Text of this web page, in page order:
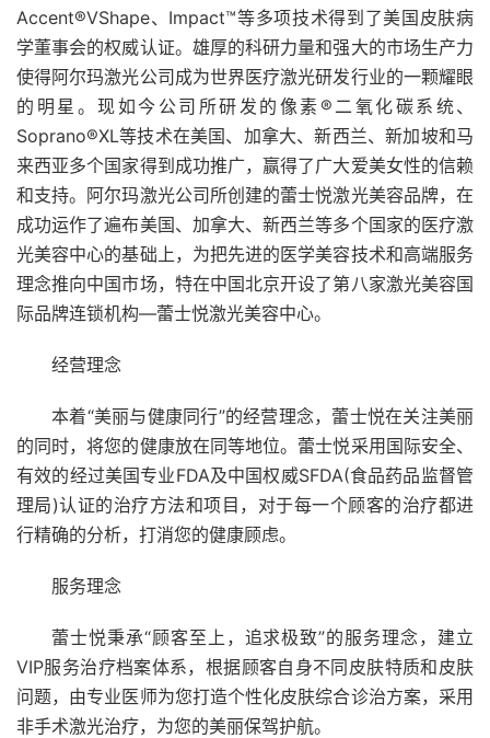
Accent®VShape、Impact™等多项技术得到了美国皮肤病
学董事会的权威认证。雄厚的科研力量和强大的市场生产力
使得阿尔玛激光公司成为世界医疗激光研发行业的一颗耀眼
的明星。现如今公司所研发的像素®二氧化碳系统、
Soprano®XL等技术在美国、加拿大、新西兰、新加坡和马
来西亚多个国家得到成功推广，赢得了广大爱美女性的信赖
和支持。阿尔玛激光公司所创建的蕾士悦激光美容品牌，在
成功运作了遍布美国、加拿大、新西兰等多个国家的医疗激
光美容中心的基础上，为把先进的医学美容技术和高端服务
理念推向中国市场，特在中国北京开设了第八家激光美容国
际品牌连锁机构—蕾士悦激光美容中心。
经营理念
本着“美丽与健康同行”的经营理念，蕾士悦在关注美丽
的同时，将您的健康放在同等地位。蕾士悦采用国际安全、
有效的经过美国专业FDA及中国权威SFDA(食品药品监督管
理局)认证的治疗方法和项目，对于每一个顾客的治疗都进
行精确的分析，打消您的健康顾虑。
服务理念
蕾士悦秉承“顾客至上，追求极致”的服务理念，建立
VIP服务治疗档案体系，根据顾客自身不同皮肤特质和皮肤
问题，由专业医师为您打造个性化皮肤综合诊治方案，采用
非手术激光治疗，为您的美丽保驾护航。